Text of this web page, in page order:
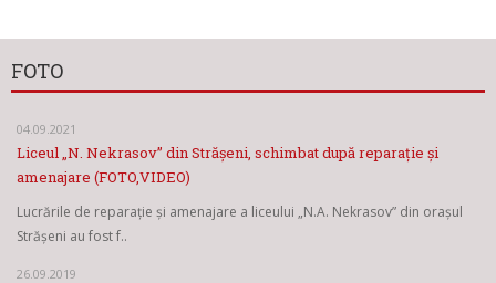
FOTO
04.09.2021
Liceul „N. Nekrasov” din Strășeni, schimbat după reparație și
amenajare (FOTO,VIDEO)
Lucrările de reparație și amenajare a liceului „N.A. Nekrasov” din orașul
Strășeni au fost f..
26.09.2019